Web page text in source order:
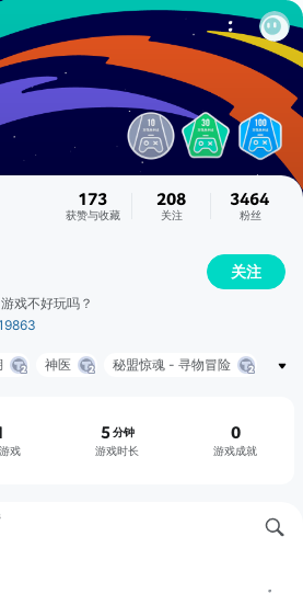
173
获赞与收藏
208
关注
3464
粉丝
关注
戏不好玩吗？
神医
秘盟惊魂 - 寻物冒险
戏
5 分钟
游戏时长
0
游戏成就